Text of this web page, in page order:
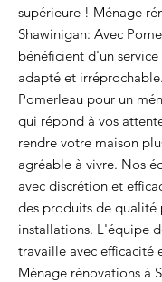
supérieure ! Ménage
Shawinigan: Avec
bénéficient d'un
adapté et
Pomerleau pour un
qui répond à vos
rendre votre maison
agréable à vivre. Nos
avec discrétion et
des produits de qualité
installations. L'équipe
travaille avec efficacité
Ménage rénovations à